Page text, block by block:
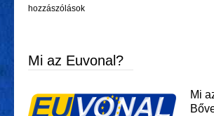
hozzászólások
Mi az Euvonal?
Mi